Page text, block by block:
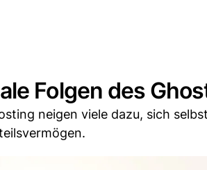
Folgen des
neigen viele dazu, sich